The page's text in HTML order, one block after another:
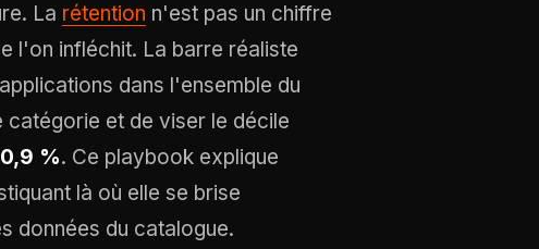
La rétention n'est pas un chiffre
l'on infléchit. La barre réaliste
dans l'ensemble du
et de viser le décile
%. Ce playbook explique
là où elle se brise
données du catalogue.